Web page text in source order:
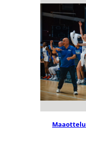
Maaottelu